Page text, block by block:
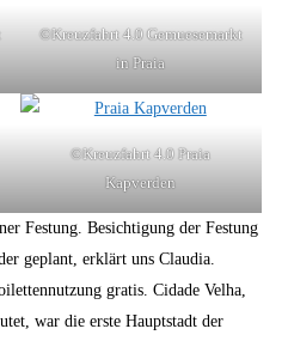
©Kreuzfahrt 4.0 Gemuesemarkt
in Praia
©Kreuzfahrt 4.0 Praia
Kapverden
Festung. Besichtigung der Festung
geplant, erklärt uns Claudia.
gratis. Cidade Velha,
war die erste Hauptstadt der